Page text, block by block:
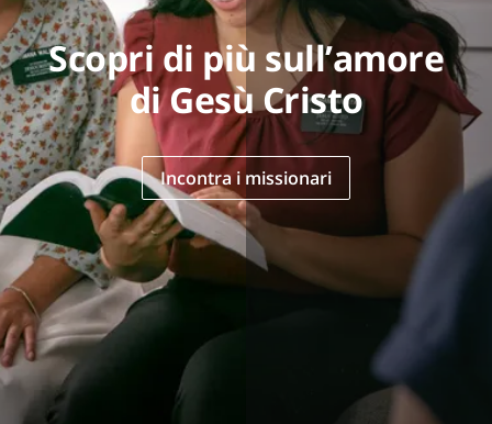
Scopri di più sull’amore
di Gesù Cristo
Incontra i missionari